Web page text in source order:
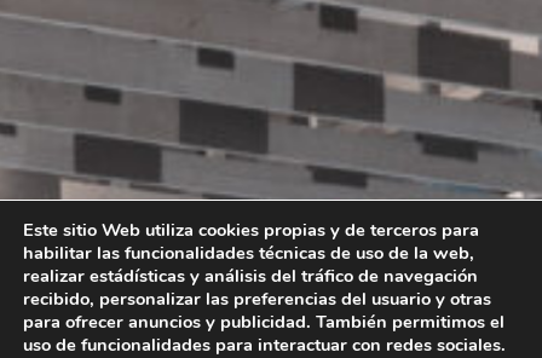
Este sitio Web utiliza cookies propias y de terceros para
habilitar las funcionalidades técnicas de uso de la web,
realizar estádísticas y análisis del tráfico de navegación
recibido, personalizar las preferencias del usuario y otras
para ofrecer anuncios y publicidad. También permitimos el
uso de funcionalidades para interactuar con redes sociales.